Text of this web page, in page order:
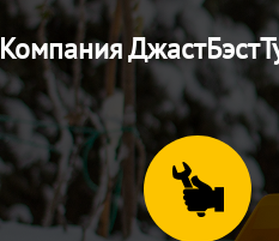
Компания